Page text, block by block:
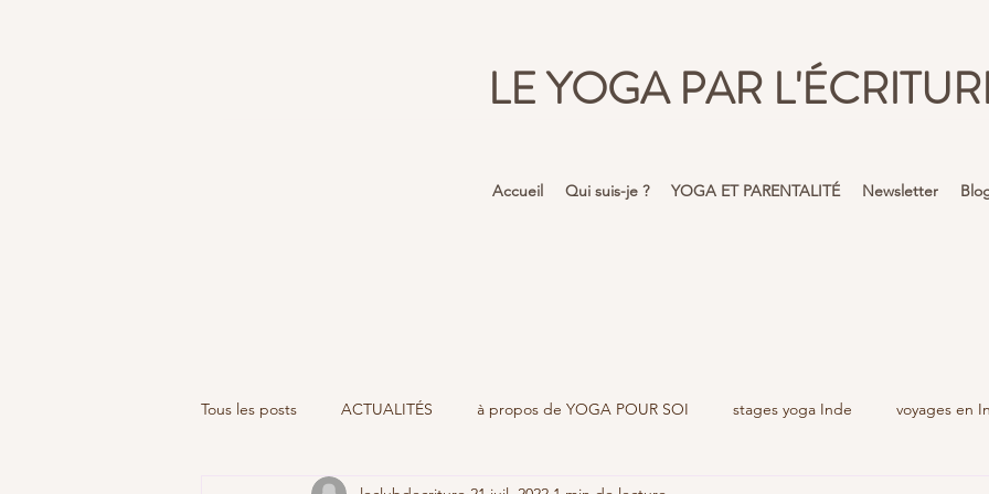
LE YOGA PAR
Accueil Qui suis-je ? YOGA ET PARENTALITÉ Newsletter
Tous les posts ACTUALITÉS à propos de YOGA POUR SOI stages yoga Inde voyages en